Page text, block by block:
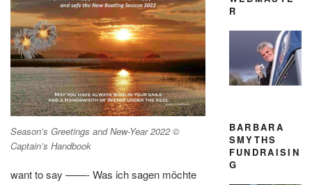
Season’s Greetings and New-Year 2022 ©
Captain’s Handbook
want to say ——- Was ich sagen möchte
R
BARBARA
SMYTHS
FUNDRAISIN
G